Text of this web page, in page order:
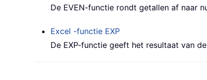
De EVEN-functie rondt getallen af naar
Excel -functie EXP
De EXP-functie geeft het resultaat van